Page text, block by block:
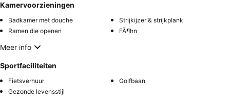
Kamervoorzieningen
Badkamer met douche
Strijkijzer & strijkplank
Ramen die openen
FÃ¶hn
Meer info
Sportfaciliteiten
Fietsverhuur
Golfbaan
Gezonde levensstijl